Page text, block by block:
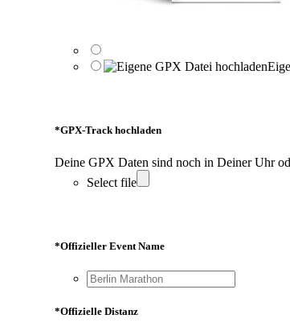
*GPX-Track hochladen
Deine GPX Daten sind noch in Deiner Uhr
Select file
*Offizieller Event Name
*Offizielle Distanz